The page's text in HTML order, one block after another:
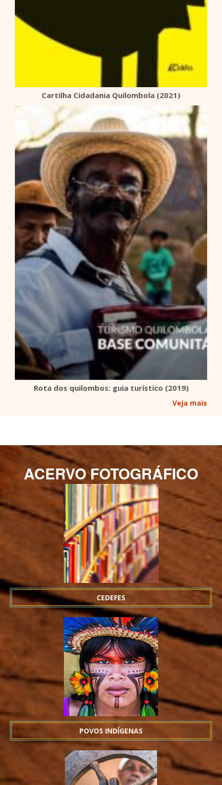
Cartilha Cidadania Quilombola (2021)
Rota dos quilombos: guia turístico (2019)
Veja mais
ACERVO FOTOGRÁFICO
CEDEFES
POVOS INDÍGENAS